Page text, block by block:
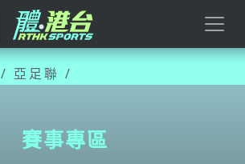
/ 亞足聯 /
賽事專區